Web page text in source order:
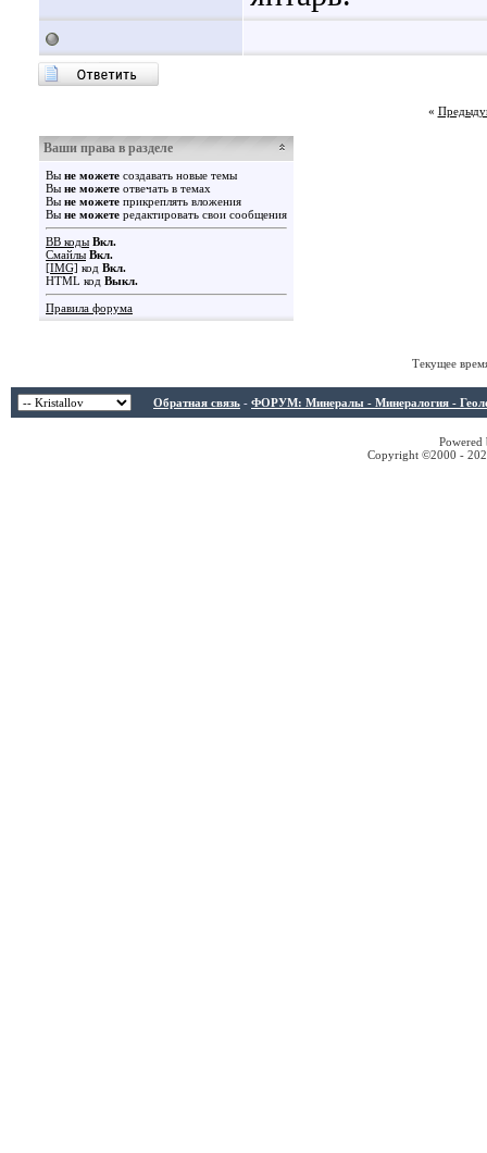
«
Ваши права в разделе
Вы не можете создавать новые темы
Вы не можете отвечать в темах
Вы не можете прикреплять вложения
Вы не можете редактировать свои сообщения
BB коды Вкл.
Смайлы Вкл.
[IMG] код Вкл.
HTML код Выкл.
Правила форума
Текущее
Обратная связь - ФОРУМ: Минералы - Минералогия -
Copyright ©2000 -